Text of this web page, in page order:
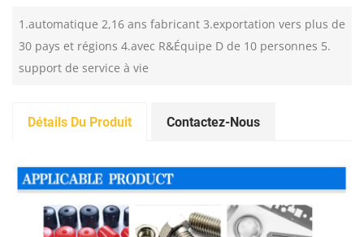
1.automatique 2,16 ans fabricant 3.exportation vers plus de
30 pays et régions 4.avec R&Équipe D de 10 personnes 5.
support de service à vie
Détails Du Produit Contactez-Nous